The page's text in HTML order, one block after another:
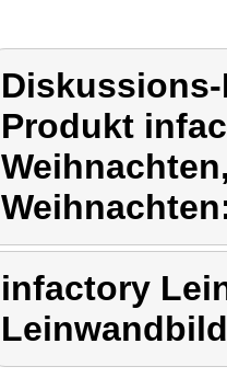
Produkt
infactory